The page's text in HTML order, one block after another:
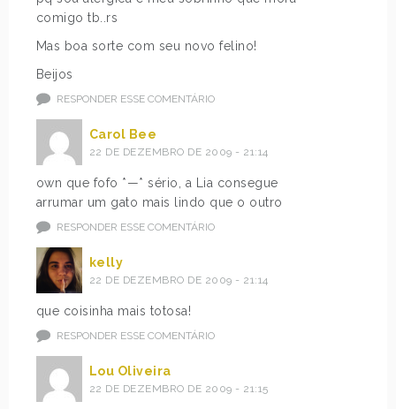
comigo tb..rs
Mas boa sorte com seu novo felino!
Beijos
RESPONDER ESSE COMENTÁRIO
Carol Bee
22 DE DEZEMBRO DE 2009 - 21:14
own que fofo *—* sério, a Lia consegue
arrumar um gato mais lindo que o outro
RESPONDER ESSE COMENTÁRIO
kelly
22 DE DEZEMBRO DE 2009 - 21:14
que coisinha mais totosa!
RESPONDER ESSE COMENTÁRIO
Lou Oliveira
22 DE DEZEMBRO DE 2009 - 21:15